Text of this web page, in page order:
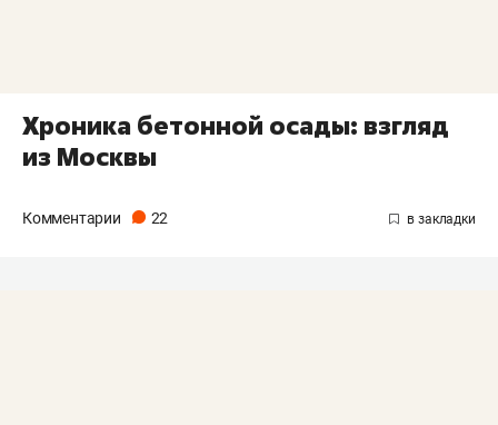
Хроника бетонной осады: взгляд
из Москвы
Комментарии 22